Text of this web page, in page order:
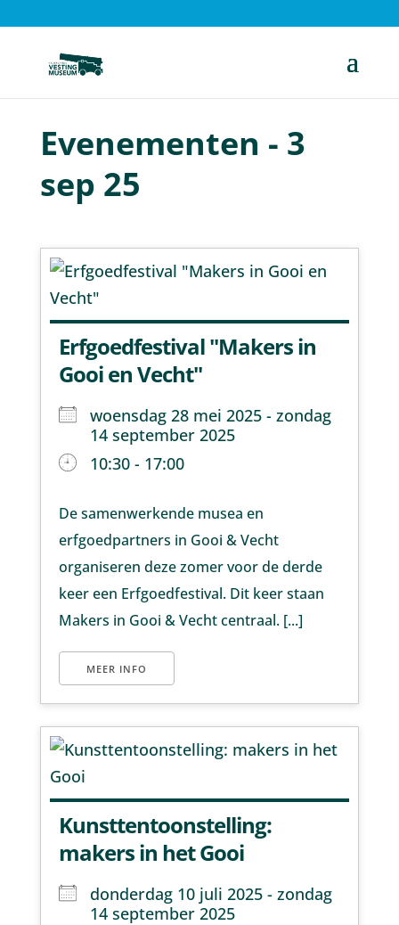
Evenementen - 3
sep 25
Erfgoedfestival "Makers in
Gooi en Vecht"
woensdag 28 mei 2025 - zondag
14 september 2025
10:30 - 17:00
De samenwerkende musea en
erfgoedpartners in Gooi & Vecht
organiseren deze zomer voor de derde
keer een Erfgoedfestival. Dit keer staan
Makers in Gooi & Vecht centraal. [...]
MEER INFO
Kunsttentoonstelling:
makers in het Gooi
donderdag 10 juli 2025 - zondag
14 september 2025